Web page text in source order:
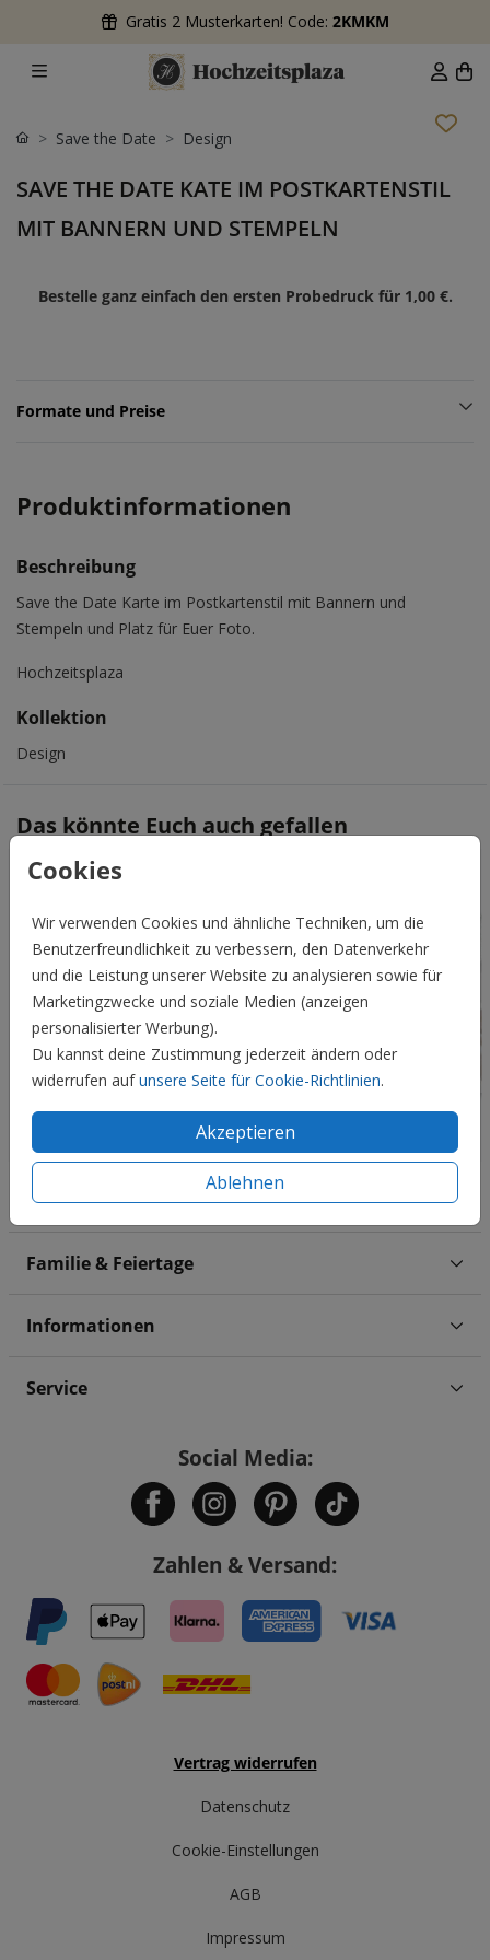
Gratis 2 Musterkarten! Code: 2KMKM
Cookies
Wir verwenden Cookies und ähnliche Techniken, um die
Benutzerfreundlichkeit zu verbessern, den Datenverkehr
und die Leistung unserer Website zu analysieren sowie für
Marketingzwecke und soziale Medien (anzeigen
personalisierter Werbung).
Du kannst deine Zustimmung jederzeit ändern oder
widerrufen aufunsere Seite für Cookie-Richtlinien.
Akzeptieren
Ablehnen
Save the Date Design
SAVE THE DATE KATE IM POSTKARTENSTIL
MIT BANNERN UND STEMPELN
Bestelle ganz einfach den ersten Probedruck für 1,00 €.
Formate und Preise
Produktinformationen
Beschreibung
Save the Date Karte im Postkartenstil mit Bannern und
Stempeln und Platz für Euer Foto.
Hochzeitsplaza
Kollektion
Design
Das könnte Euch auch gefallen
Hochzeit
Familie & Feiertage
Informationen
Service
Social Media:
Zahlen & Versand:
Vertrag widerrufen
Datenschutz
Cookie-Einstellungen
AGB
Impressum